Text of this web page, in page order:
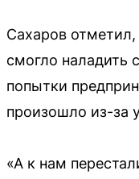
Сахаров отметил,
смогло наладить
попытки
произошло из-за
«А к нам